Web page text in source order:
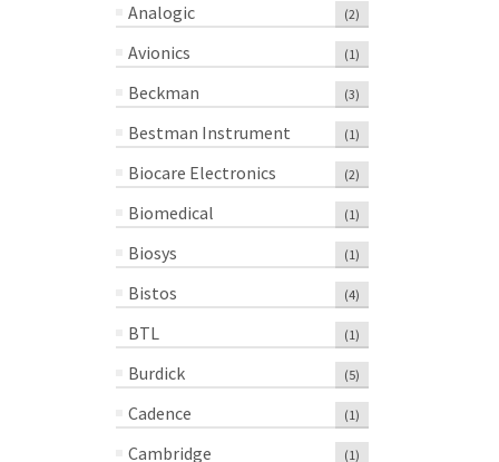
Analogic (2)
Avionics (1)
Beckman (3)
Bestman Instrument (1)
Biocare Electronics (2)
Biomedical (1)
Biosys (1)
Bistos (4)
BTL (1)
Burdick (5)
Cadence (1)
Cambridge (1)